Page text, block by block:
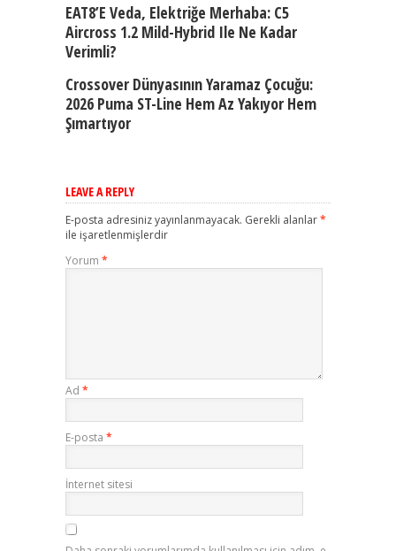
EAT8’e Veda, Elektriğe Merhaba: C5
Aircross 1.2 Mild-Hybrid Ile Ne Kadar
Verimli?
Crossover Dünyasının Yaramaz Çocuğu:
2026 Puma ST-Line Hem Az Yakıyor Hem
Şımartıyor
LEAVE A REPLY
E-posta adresiniz yayınlanmayacak. Gerekli alanlar*
ile işaretlenmişlerdir
Yorum *
Ad *
E-posta *
İnternet sitesi